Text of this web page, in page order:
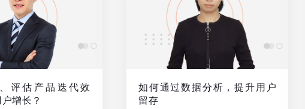
评估产品迭代效
增长？
如何通过数据分析，提升用户
留存